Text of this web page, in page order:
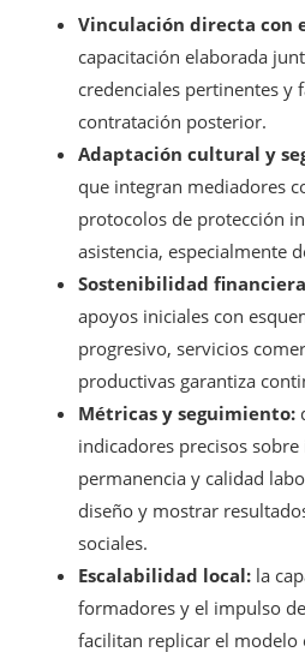
Vinculación directa con
capacitación elaborada
credenciales pertinentes y
contratación posterior.
Adaptación cultural y
que integran mediadores
protocolos de protección
asistencia, especialmente
Sostenibilidad
apoyos iniciales con
progresivo, servicios
productivas garantiza
Métricas y seguimiento:
indicadores precisos sobre
permanencia y calidad
diseño y mostrar
sociales.
Escalabilidad local: la
formadores y el impulso
facilitan replicar el modelo